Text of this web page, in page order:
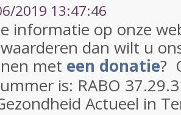
2019 13:47:46
informatie op onze
dan wilt u
met een donatie?
is: RABO
Actueel in